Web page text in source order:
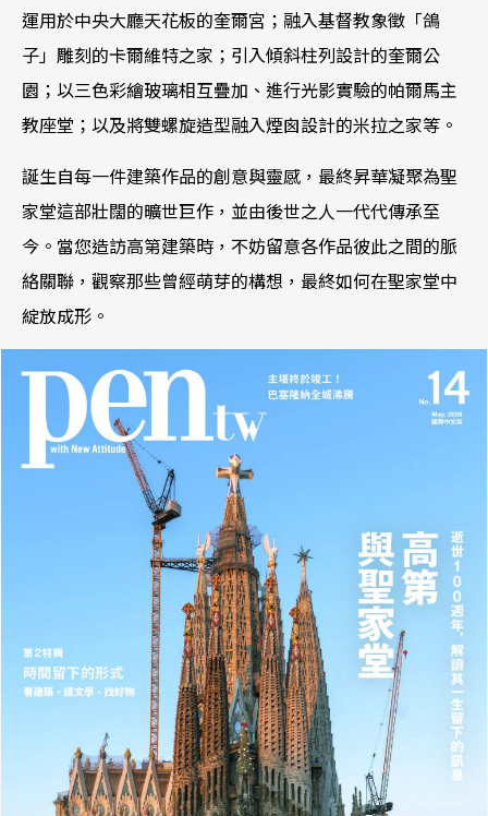
運用於中央大廳天花板的奎爾宮；融入基督教象徵「鴿
子」雕刻的卡爾維特之家；引入傾斜柱列設計的奎爾公
園；以三色彩繪玻璃相互疊加、進行光影實驗的帕爾馬主
教座堂；以及將雙螺旋造型融入煙囪設計的米拉之家等。
誕生自每一件建築作品的創意與靈感，最終昇華凝聚為聖
家堂這部壯闊的曠世巨作，並由後世之人一代代傳承至
今。當您造訪高第建築時，不妨留意各作品彼此之間的脈
絡關聯，觀察那些曾經萌芽的構想，最終如何在聖家堂中
綻放成形。